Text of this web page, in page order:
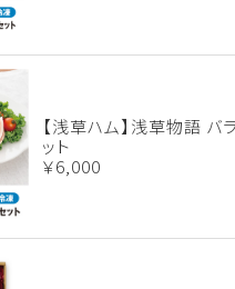
【浅草ハム】浅草物語 バ
ット
￥6,000